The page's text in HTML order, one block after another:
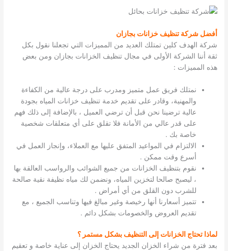
أفضل شركة تنظيف خزانات بجازان
شركة الهدف كلين تمتلك العديد من المميزات التي تجعلنا نقول بكل
ثقة أننا الشركة الأولى في مجال تنظيف الخزانات بجازان ومن بعض
هذه المميزات :
نمتلك فريق عمل متميز ومدرب على درجة عالية من الكفاءة
والمهنية، وقادر على تقديم خدمة تنظيف خزانات المياه بجودة
عالية ترضينا نحن قبل أن ترضي العميل ، بالإضافة إلى ذلك فهم
على قدر عالي من الأمانة فلا تقلق على أي متعلقات شخصية
خاصة بك .
الالتزام في المواعيد المتفق عليها مع العملاء، وإنجاز العمل في
أسرع وقت ممكن .
نقوم بتنظيف الخزانات من جميع الشوائب والرواسب العالقة بها
، ليصبح صالحا لتخزين المياه، ونضمن لك مياه نظيفة نقية صالحة
للشرب دون القلق من أي أمراض .
تتميز أسعارنا أنها رخيصة وغير مبالغ فيها وتناسب الجميع ، مع
تقديم العروض والخصومات بشكل دائم .
لماذا تحتاج الخزانات إلى التنظيف بشكل مستمر ؟
بعد فترة من شراء الخزان الجديد يحتاج الخزان إلى عناية خاصة و تعقيم